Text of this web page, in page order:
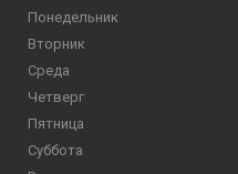
Понедельник
Вторник
Среда
Четверг
Пятница
Суббота